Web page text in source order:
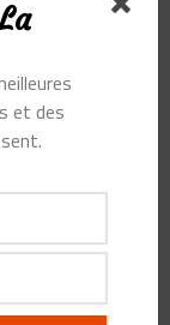
Ant Group
Blockchain
et des